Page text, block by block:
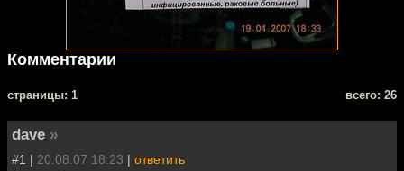
Комментарии
cтраницы: 1 всего: 26
dave »
#1 | 20.08.07 18:23 | ответить